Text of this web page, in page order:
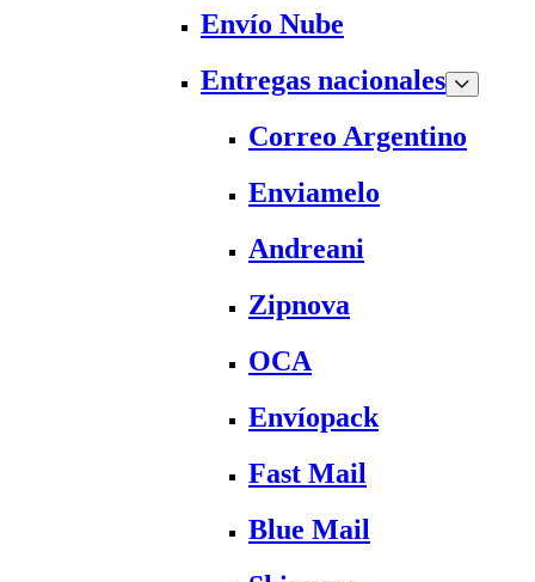
Envío Nube
Entregas nacionales
Correo Argentino
Enviamelo
Andreani
Zipnova
OCA
Envíopack
Fast Mail
Blue Mail